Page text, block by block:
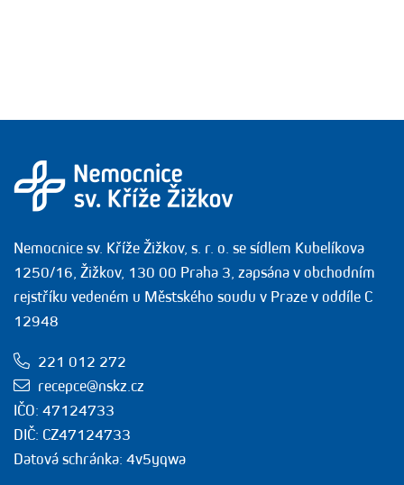
Nemocnice sv. Kříže Žižkov, s. r. o. se sídlem Kubelíkova
1250/16, Žižkov, 130 00 Praha 3, zapsána v obchodním
rejstříku vedeném u Městského soudu v Praze v oddíle C
12948
221 012 272
recepce@nskz.cz
IČO: 47124733
DIČ: CZ47124733
Datová schránka: 4v5yqwa